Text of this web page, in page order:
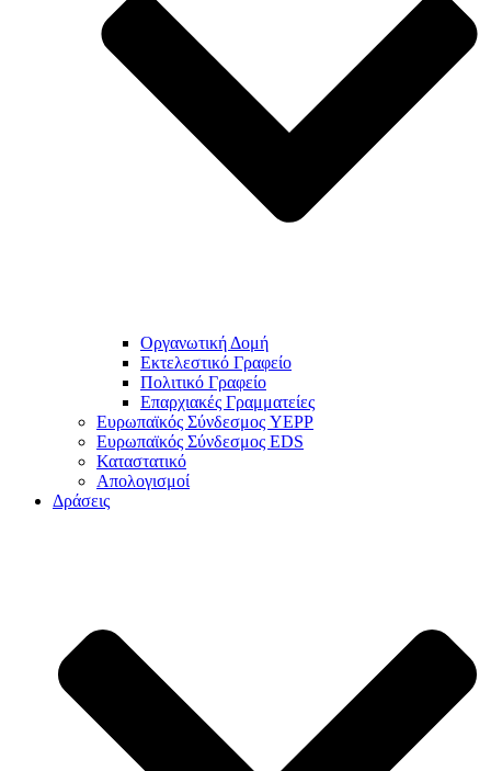
Οργανωτική Δομή
Εκτελεστικό Γραφείο
Πολιτικό Γραφείο
Επαρχιακές Γραμματείες
Ευρωπαϊκός Σύνδεσμος YEPP
Ευρωπαϊκός Σύνδεσμος EDS
Καταστατικό
Απολογισμοί
Δράσεις